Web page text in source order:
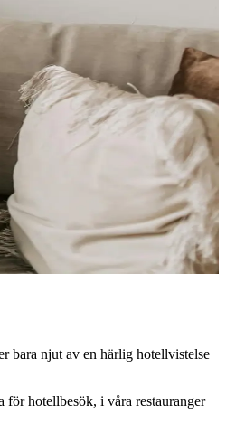
bara njut av en härlig hotellvistelse
för hotellbesök, i våra restauranger